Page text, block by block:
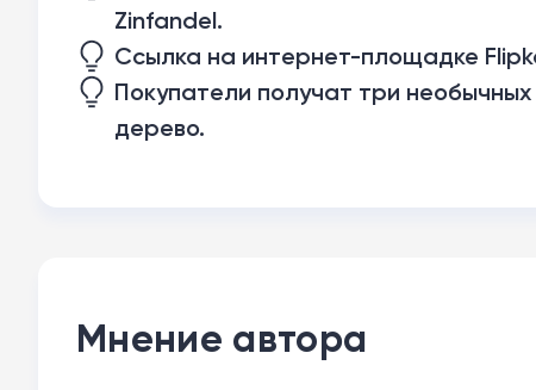
Zinfandel.
Ссылка на интернет-площадке
Покупатели получат три
дерево.
Мнение автора